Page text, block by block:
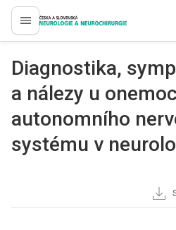
proLékaře.cz
Dia­gnostika,
a nálezy u
autonomního
systému v